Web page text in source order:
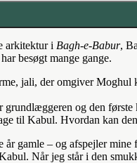
arkitektur i Bagh-e-Babur,
besøgt mange gange.
jali, der omgiver
og den
til Kabul. Hvordan kan
år gamle – og afspejler
Når jeg står i den